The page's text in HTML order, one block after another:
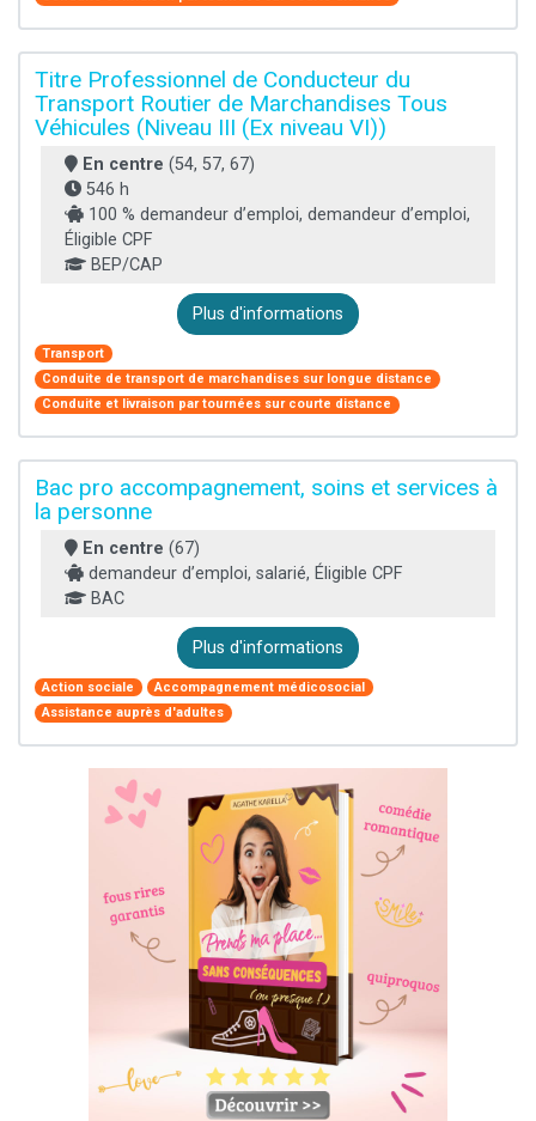
Titre Professionnel de Conducteur du
Transport Routier de Marchandises Tous
Véhicules (Niveau III (Ex niveau VI))
En centre (54, 57, 67)
546 h
100 % demandeur d’emploi, demandeur d’emploi,
Éligible CPF
BEP/CAP
Plus d'informations
Transport
Conduite de transport de marchandises sur longue distance
Conduite et livraison par tournées sur courte distance
Bac pro accompagnement, soins et services à
la personne
En centre (67)
demandeur d’emploi, salarié, Éligible CPF
BAC
Plus d'informations
Action sociale
Accompagnement médicosocial
Assistance auprès d'adultes